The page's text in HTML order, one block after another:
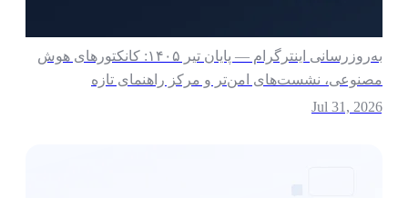
به‌روزرسانی اینترگرام — پایان تیر ۱۴۰۵: کانکتورهای هوش
نشست‌های امن‌تر و مرکز راهنمای تازه
Jul 31,